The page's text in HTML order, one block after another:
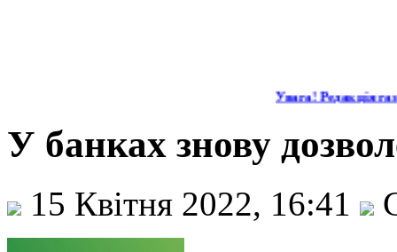
Увага! Редакція
У банках знову
15 Квітня 2022, 16:41